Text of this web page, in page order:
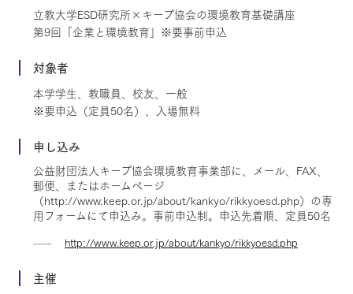
立教大学ESD研究所×キープ協会の環境教育基礎講座
第9回「企業と環境教育」※要事前申込
対象者
本学学生、教職員、校友、一般
※要申込（定員50名）、入場無料
申し込み
公益財団法人キープ協会環境教育事業部に、メール、FAX、
郵便、またはホームページ
（http://www.keep.or.jp/about/kankyo/rikkyoesd.php）の専
用フォームにて申込み。事前申込制。申込先着順、定員50名
http://www.keep.or.jp/about/kankyo/rikkyoesd.php
主催